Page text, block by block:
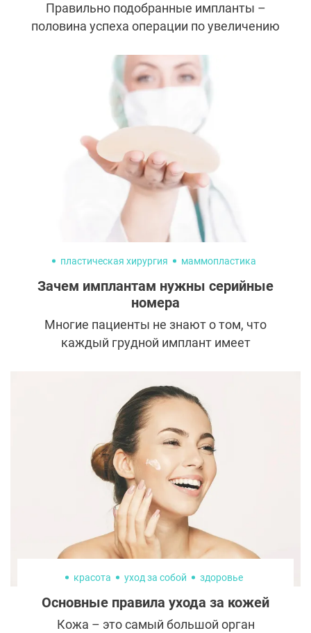
Правильно подобранные импланты –
половина успеха операции по увеличению
работает с определенными
производителями эндопротезов, и этот
выбор обусловлен годами практики.
Доктора уважительно относятся к
продукции компании Allergan («МакГан»).
Рассказываем о причинах популярности
имплантов, их качестве и особенностях.
пластическая хирургия маммопластика
Зачем имплантам нужны серийные
номера
Многие пациенты не знают о том, что
каждый грудной имплант имеет
имплант оригинальный и
сертифицированный. Также
производители могут связаться с
пациентами, если в будущем возникнут
проблемы с партией или отдельными
экземплярами.
красота уход за собой здоровье
Основные правила ухода за кожей
Кожа – это самый большой орган